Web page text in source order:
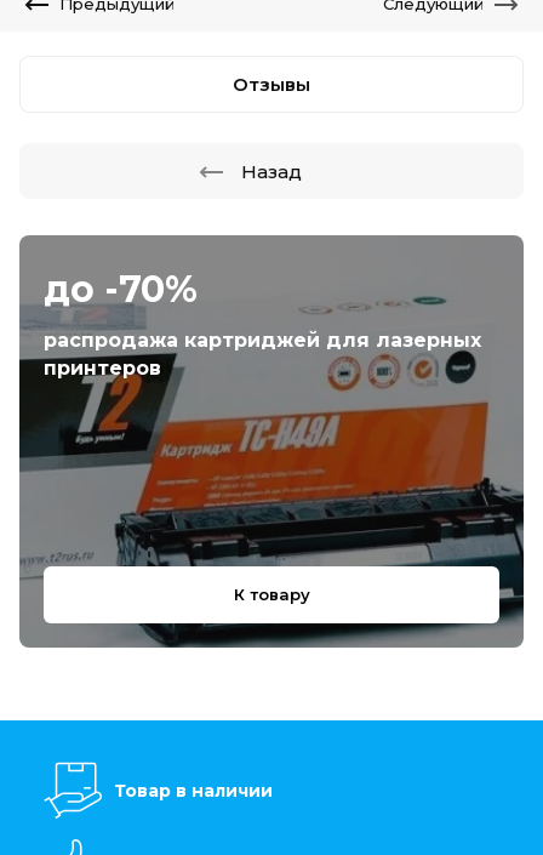
до -70%
распродажа картриджей для лазерных
принтеров
К товару
Отзывы
Назад
Товар в наличии